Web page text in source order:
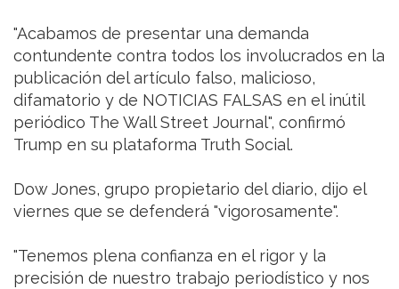
"Acabamos de presentar una demanda
contundente contra todos los involucrados en la
publicación del artículo falso, malicioso,
difamatorio y de NOTICIAS FALSAS en el inútil
periódico The Wall Street Journal", confirmó
Trump en su plataforma Truth Social.
Dow Jones, grupo propietario del diario, dijo el
viernes que se defenderá "vigorosamente".
"Tenemos plena confianza en el rigor y la
precisión de nuestro trabajo periodístico y nos